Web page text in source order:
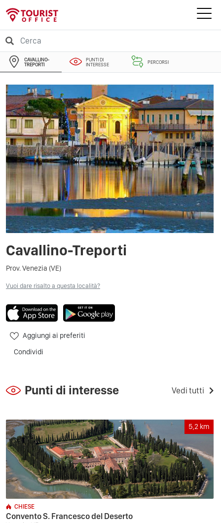
CAVALLINO-
TREPORTI
PUNTI DI
INTERESSE
PERCORSI
Cavallino-Treporti
Prov. Venezia (VE)
Vuoi dare risalto a questa località?
Aggiungi ai preferiti
Condividi
Punti di interesse Vedi tutti
5,2 km
CHIESE
Convento S. Francesco del Deserto